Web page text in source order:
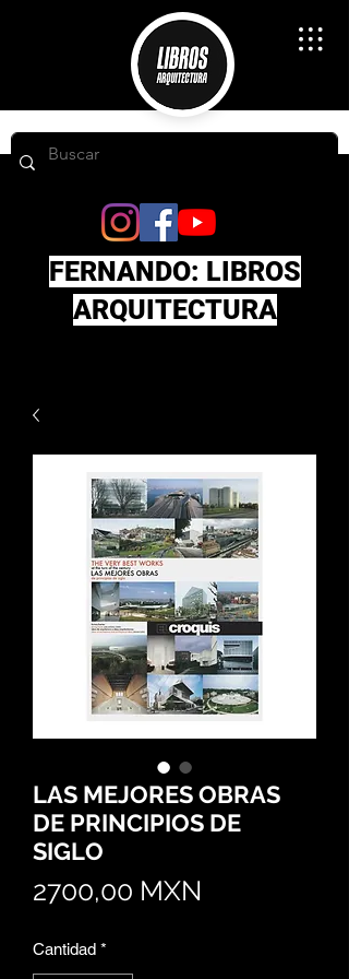
FERNANDO: LIBROS
ARQUITECTURA
LAS MEJORES OBRAS
DE PRINCIPIOS DE
SIGLO
2700,00 MXN
Cantidad *